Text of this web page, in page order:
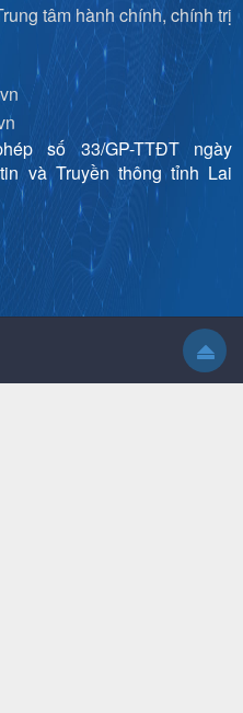
tâm hành chính, chính trị
số 33/GP-TTĐT ngày
và Truyền thông tỉnh Lai